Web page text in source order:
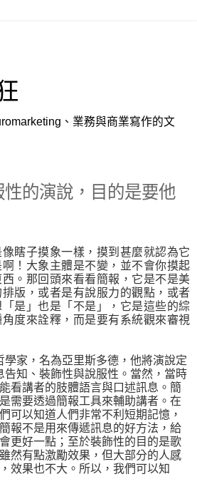
、業務與商業寫作的文
的演說，目的是要他
瞎子摸象一樣，摸到甚麼就認為它
！大象主體是不變，並不會你摸起
。那回頭來看看簡報，它是不是美
版，或者是有說服力的觀點，或者
是」也是「不是」，它是這些的綜
度來詮釋，而是要有系統觀來審視
學家，名為亞里斯多德，他將演說定
告知、裝飾性與說服性。當然，當時
看講者的肢體語言與口述訊息。簡
需要透過簡報工具來輔助講者。在
可以知道人們非常不利短期記憶，
報不是用來傳遞訊息的好方法，給
更好一點；至於裝飾性的目的是歌
然有點激勵效果，但大部分的人感
效果也不大。所以，我們可以知